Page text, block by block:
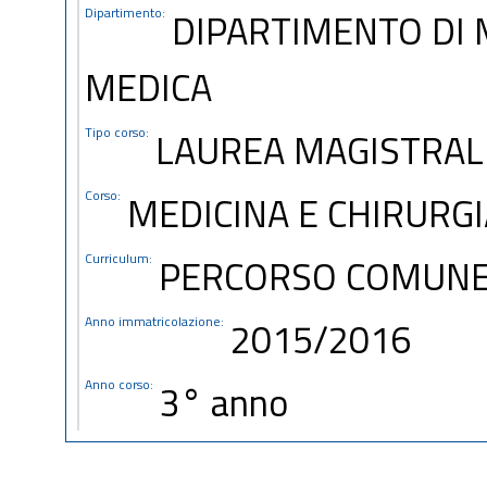
Dipartimento: DIPARTIMENTO DI
MEDICA
Tipo corso: LAUREA
Corso: MEDICINA E
Curriculum: PERCORSO
Anno immatricolazione: 2015/2016
Anno corso: 3° anno